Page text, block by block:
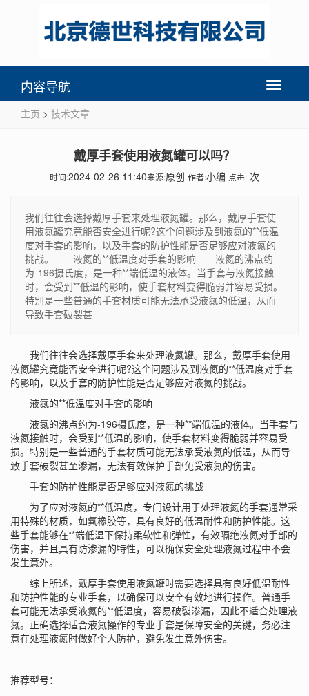
Toggle
内容导航
主页 > 技术文章
戴厚手套使用液氮罐可以吗？
时间:2024-02-26 11:40来源:原创 作者:小编 点击: 次
我们往往会选择戴厚手套来处理液氮罐。那么，戴厚手套使
用液氮罐究竟能否安全进行呢?这个问题涉及到液氮的**低温
度对手套的影响，以及手套的防护性能是否足够应对液氮的
挑战。 液氮的**低温度对手套的影响 液氮的沸点约
为-196摄氏度，是一种**端低温的液体。当手套与液氮接触
时，会受到**低温的影响，使手套材料变得脆弱并容易受损。
特别是一些普通的手套材质可能无法承受液氮的低温，从而
导致手套破裂甚
我们往往会选择戴厚手套来处理液氮罐。那么，戴厚手套使用
液氮罐究竟能否安全进行呢?这个问题涉及到液氮的**低温度对手套
的影响，以及手套的防护性能是否足够应对液氮的挑战。
液氮的**低温度对手套的影响
液氮的沸点约为-196摄氏度，是一种**端低温的液体。当手套与
液氮接触时，会受到**低温的影响，使手套材料变得脆弱并容易受
损。特别是一些普通的手套材质可能无法承受液氮的低温，从而导
致手套破裂甚至渗漏，无法有效保护手部免受液氮的伤害。
手套的防护性能是否足够应对液氮的挑战
为了应对液氮的**低温度，专门设计用于处理液氮的手套通常采
用特殊的材质，如氟橡胶等，具有良好的低温耐性和防护性能。这
些手套能够在**端低温下保持柔软性和弹性，有效隔绝液氮对手部的
伤害，并且具有防渗漏的特性，可以确保安全处理液氮过程中不会
发生意外。
综上所述，戴厚手套使用液氮罐时需要选择具有良好低温耐性
和防护性能的专业手套，以确保可以安全有效地进行操作。普通手
套可能无法承受液氮的**低温度，容易破裂渗漏，因此不适合处理液
氮。正确选择适合液氮操作的专业手套是保障安全的关键，务必注
意在处理液氮时做好个人防护，避免发生意外伤害。
推荐型号：